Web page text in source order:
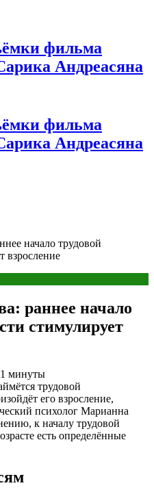
фильма
Андреасяна
фильма
Андреасяна
начало трудовой
взросление
раннее начало
стимулирует
1 минуты
трудовой
его взросление,
психолог Марианна
к началу трудовой
есть определённые